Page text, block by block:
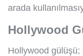
arada
Hollywood
Hollywood gülüşü;